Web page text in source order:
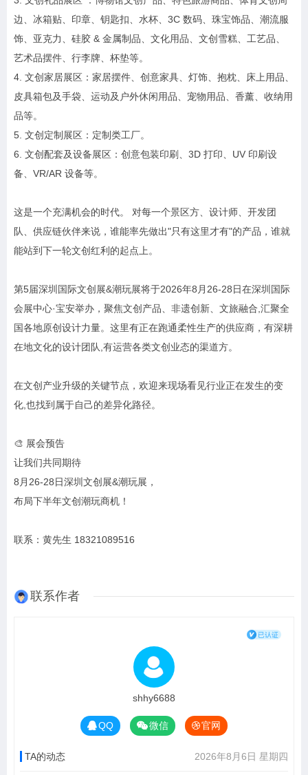
边、冰箱贴、印章、钥匙扣、水杯、3C 数码、珠宝饰品、潮流服
饰、亚克力、硅胶 & 金属制品、文化用品、文创雪糕、工艺品、
艺术品摆件、行李牌、杯垫等。
4. 文创家居展区：家居摆件、创意家具、灯饰、抱枕、床上用品、
皮具箱包及手袋、运动及户外休闲用品、宠物用品、香薰、收纳用
品等。
5. 文创定制展区：定制类工厂。
6. 文创配套及设备展区：创意包装印刷、3D 打印、UV 印刷设
备、VR/AR 设备等。
这是一个充满机会的时代。 对每一个景区方、设计师、开发团
队、供应链伙伴来说，谁能率先做出"只有这里才有"的产品，谁就
能站到下一轮文创红利的起点上。
第5届深圳国际文创展&潮玩展将于2026年8月26-28日在深圳国际
会展中心·宝安举办，聚焦文创产品、非遗创新、文旅融合,汇聚全
国各地原创设计力量。这里有正在跑通柔性生产的供应商，有深耕
在地文化的设计团队,有运营各类文创业态的渠道方。
在文创产业升级的关键节点，欢迎来现场看见行业正在发生的变
化,也找到属于自己的差异化路径。
🎨 展会预告
让我们共同期待
8月26-28日深圳文创展&潮玩展，
布局下半年文创潮玩商机！
联系：黄先生 18321089516
联系作者
shhy6688
QQ 微信 官网
TA的动态 2026年8月6日 星期四